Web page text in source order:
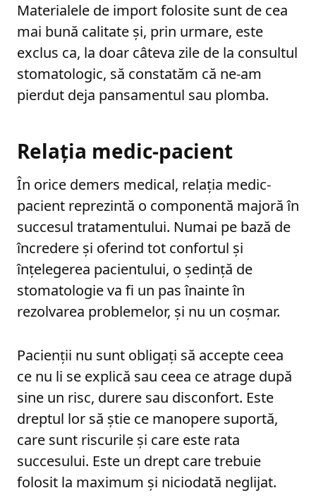
Materialele de import folosite sunt de cea
mai bună calitate și, prin urmare, este
exclus ca, la doar câteva zile de la consultul
stomatologic, să constatăm că ne-am
pierdut deja pansamentul sau plomba.
Relația medic-pacient
În orice demers medical, relația medic-
pacient reprezintă o componentă majoră în
succesul tratamentului. Numai pe bază de
încredere și oferind tot confortul și
înțelegerea pacientului, o ședință de
stomatologie va fi un pas înainte în
rezolvarea problemelor, și nu un coșmar.
Pacienții nu sunt obligați să accepte ceea
ce nu li se explică sau ceea ce atrage după
sine un risc, durere sau disconfort. Este
dreptul lor să știe ce manopere suportă,
care sunt riscurile și care este rata
succesului. Este un drept care trebuie
folosit la maximum și niciodată neglijat.